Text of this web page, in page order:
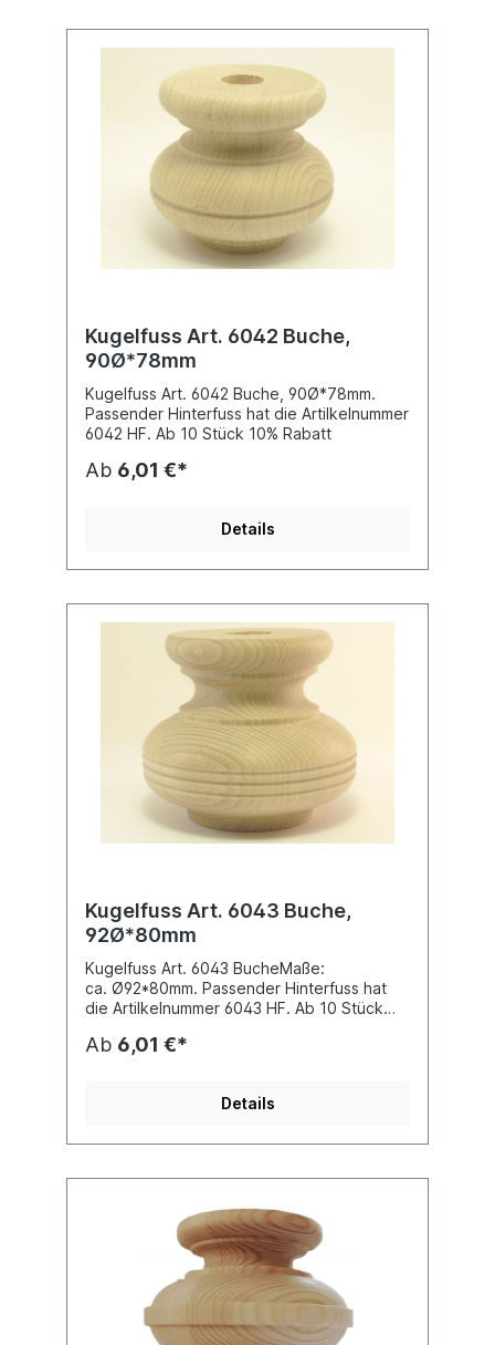
Kugelfuss Art. 6042 Buche,
90Ø*78mm
Kugelfuss Art. 6042 Buche, 90Ø*78mm.
Passender Hinterfuss hat die Artilkelnummer
6042 HF. Ab 10 Stück 10% Rabatt
Ab 6,01 €*
Details
Kugelfuss Art. 6043 Buche,
92Ø*80mm
Kugelfuss Art. 6043 BucheMaße:
ca. Ø92*80mm. Passender Hinterfuss hat
die Artilkelnummer 6043 HF. Ab 10 Stück
Ab 6,01 €*
Details